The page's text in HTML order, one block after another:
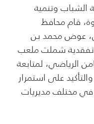
الشباب وتنمية
قام محافظ
عوض محمد بن
تفقدية شملت ملعب
الرياضي، لمتابعة
على استمرار
في مختلف مديريات